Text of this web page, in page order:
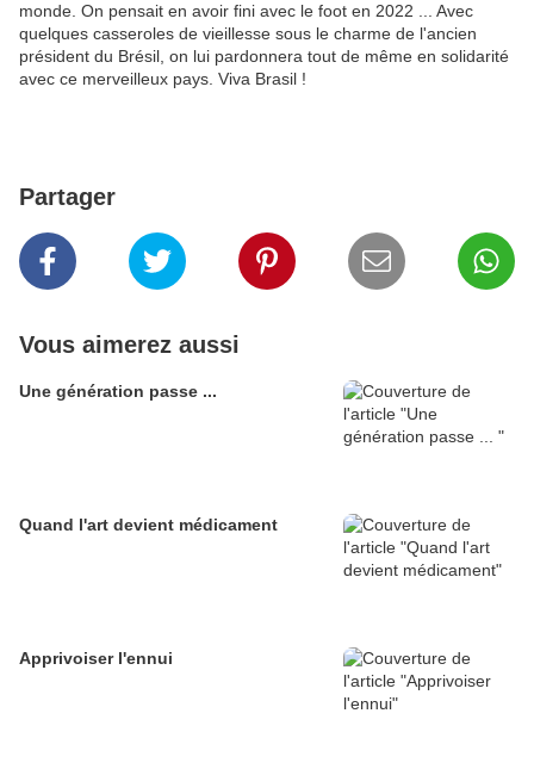
monde. On pensait en avoir fini avec le foot en 2022 ... Avec
quelques casseroles de vieillesse sous le charme de l'ancien
président du Brésil, on lui pardonnera tout de même en solidarité
avec ce merveilleux pays. Viva Brasil !
Partager
Vous aimerez aussi
Une génération passe ...
Quand l'art devient médicament
Apprivoiser l'ennui